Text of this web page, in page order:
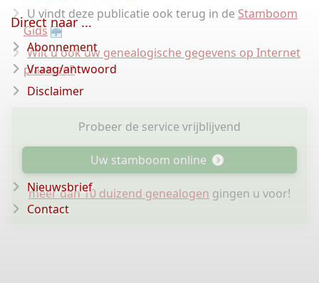
U vindt deze publicatie ook terug in de Stamboom
Gids
Wilt u ook uw genealogische gegevens op Internet
plaatsen?
Probeer de service vrijblijvend
Uw stamboom online
meer dan 10 duizend genealogen gingen u voor!
Direct naar ...
Abonnement
Vraag/antwoord
Disclaimer
Nieuwsbrief
Contact